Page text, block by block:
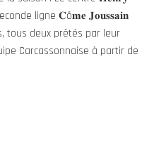
ligne 𝐂ô𝐦𝐞 𝐉𝐨𝐮𝐬𝐬𝐚𝐢𝐧
tous deux prêtés par leur
Carcassonnaise à partir de